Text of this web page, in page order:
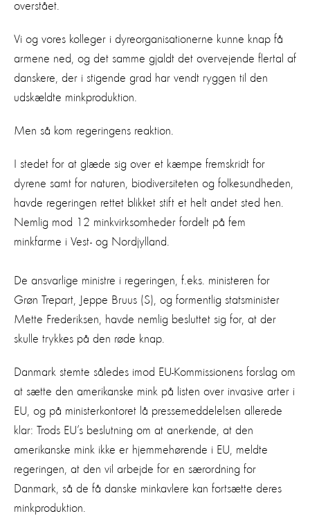
overstået.
Vi og vores kolleger i dyreorganisationerne kunne knap få
armene ned, og det samme gjaldt det overvejende flertal af
danskere, der i stigende grad har vendt ryggen til den
udskældte minkproduktion.
Men så kom regeringens reaktion.
I stedet for at glæde sig over et kæmpe fremskridt for
dyrene samt for naturen, biodiversiteten og folkesundheden,
havde regeringen rettet blikket stift et helt andet sted hen.
Nemlig mod 12 minkvirksomheder fordelt på fem
minkfarme i Vest- og Nordjylland.
De ansvarlige ministre i regeringen, f.eks. ministeren for
Grøn Trepart, Jeppe Bruus (S), og formentlig statsminister
Mette Frederiksen, havde nemlig besluttet sig for, at der
skulle trykkes på den røde knap.
Danmark stemte således imod EU-Kommissionens forslag om
at sætte den amerikanske mink på listen over invasive arter i
EU, og på ministerkontoret lå pressemeddelelsen allerede
klar: Trods EU’s beslutning om at anerkende, at den
amerikanske mink ikke er hjemmehørende i EU, meldte
regeringen, at den vil arbejde for en særordning for
Danmark, så de få danske minkavlere kan fortsætte deres
minkproduktion.